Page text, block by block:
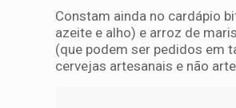
Constam ainda no cardápio
azeite e alho) e arroz de
(que podem ser pedidos em
cervejas artesanais e não